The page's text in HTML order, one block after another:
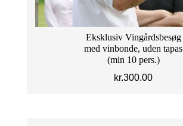
Eksklusiv Vingårdsbesøg
med vinbonde, uden tapas
(min 10 pers.)
kr.300.00